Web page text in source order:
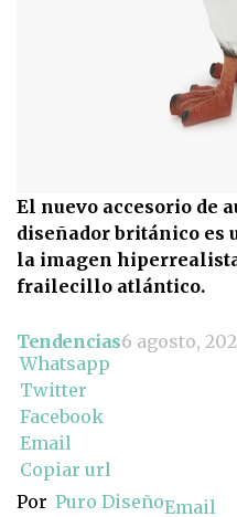
El nuevo accesorio de
diseñador británico es
la imagen
frailecillo atlántico.
Tendencias6 agosto,
Whatsapp
Twitter
Facebook
Email
Copiar url
Por Puro DiseñoEmail